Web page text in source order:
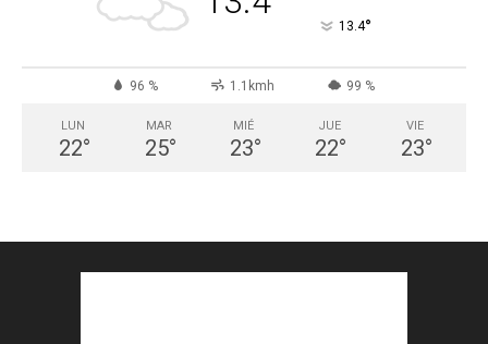
13.4°
96 % 1.1kmh 99 %
LUN
22°
MAR
25°
MIÉ
23°
JUE
22°
VIE
23°